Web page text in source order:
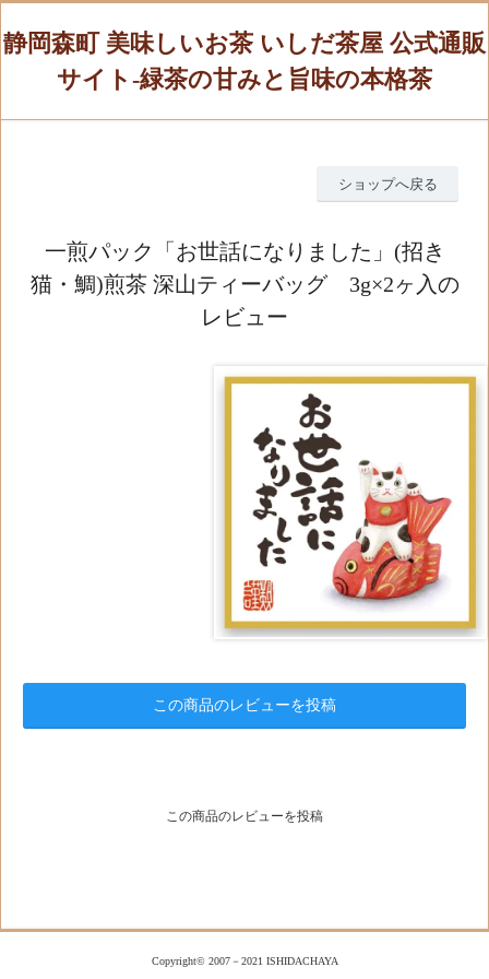
静岡森町 美味しいお茶 いしだ茶屋 公式通販
サイト-緑茶の甘みと旨味の本格茶
ショップへ戻る
一煎パック「お世話になりました」(招き
猫・鯛)煎茶 深山ティーバッグ 3g×2ヶ入の
レビュー
この商品のレビューを投稿
この商品のレビューを投稿
Copyright© 2007－2021 ISHIDACHAYA